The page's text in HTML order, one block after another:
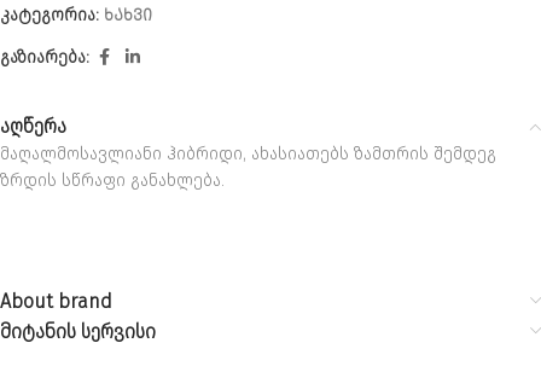
კატეგორია: ᲮᲐᲮᲕᲘ
გაზიარება:
აღწერა
მაღალმოსავლიანი ჰიბრიდი, ახასიათებს ზამთრის შემდეგ
ზრდის სწრაფი განახლება.
About brand
მიტანის სერვისი